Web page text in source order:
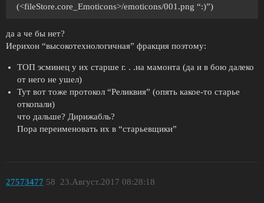
(<fileStore.core_Emoticons>/emoticons/001.png “:)”)
да а че бы нет?
Иерихон “высокотехнологичная” фракция поэтому:
ТОП эсминец у их старше г. . .на мамонта (да и в бою далеко
от него не ушел)
Тут вот тоже протокол “Реликвия” (опять какое-то старье
откопали)
что дальше? Дирижабль?
Пора переименовать их в “старьевщики”
27573477 23.Август.2017 08:28:18
58